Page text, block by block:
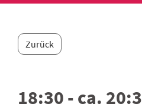
Zurück
18:30 - ca.